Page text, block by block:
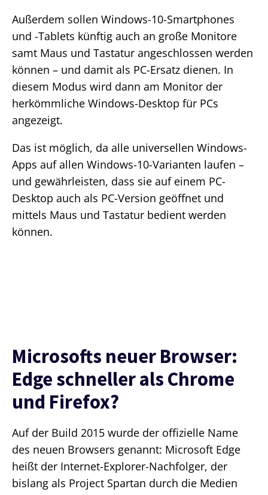
Außerdem sollen Windows-10-Smartphones
und -Tablets künftig auch an große Monitore
samt Maus und Tastatur angeschlossen werden
können – und damit als PC-Ersatz dienen. In
diesem Modus wird dann am Monitor der
herkömmliche Windows-Desktop für PCs
angezeigt.
Das ist möglich, da alle universellen Windows-
Apps auf allen Windows-10-Varianten laufen –
und gewährleisten, dass sie auf einem PC-
Desktop auch als PC-Version geöffnet und
mittels Maus und Tastatur bedient werden
können.
Microsofts neuer Browser:
Edge schneller als Chrome
und Firefox?
Auf der Build 2015 wurde der offizielle Name
des neuen Browsers genannt: Microsoft Edge
heißt der Internet-Explorer-Nachfolger, der
bislang als Project Spartan durch die Medien